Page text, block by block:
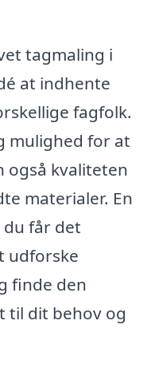
tagmaling i
at indhente
fagfolk.
mulighed for at
også kvaliteten
materialer. En
får det
udforske
finde den
til dit behov og